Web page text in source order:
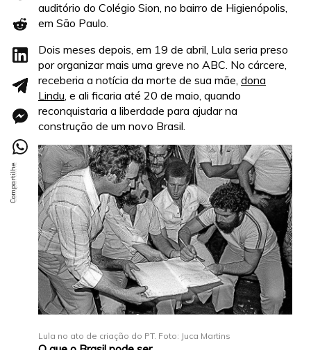
auditório do Colégio Sion, no bairro de Higienópolis,
em São Paulo.
Dois meses depois, em 19 de abril, Lula seria preso
por organizar mais uma greve no ABC. No cárcere,
receberia a notícia da morte de sua mãe, dona
Lindu, e ali ficaria até 20 de maio, quando
reconquistaria a liberdade para ajudar na
construção de um novo Brasil.
Lula no ato de criação do PT. Foto: Juca Martins